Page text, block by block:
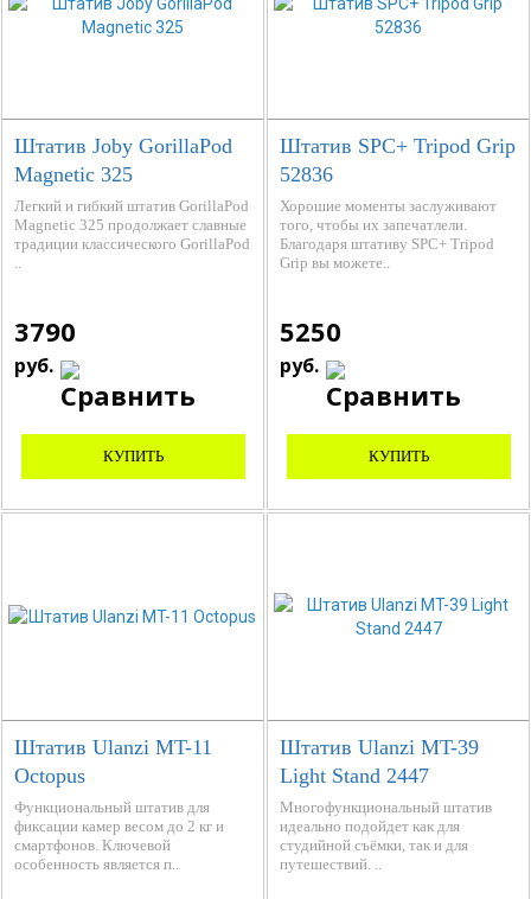
Штатив Joby GorillaPod
Magnetic 325
Легкий и гибкий штатив GorillaPod
Magnetic 325 продолжает славные
традиции классического GorillaPod
..
3790
руб.
КУПИТЬ
Штатив SPС+ Tripod Grip
52836
Хорошие моменты заслуживают
того, чтобы их запечатлели.
Благодаря штативу SPС+ Tripod
Grip вы можете..
5250
руб.
КУПИТЬ
Штатив Ulanzi MT-11
Octopus
Функциональный штатив для
фиксации камер весом до 2 кг и
смартфонов. Ключевой
особенность является п..
Штатив Ulanzi MT-39
Light Stand 2447
Многофункциональный штатив
идеально подойдет как для
студийной съёмки, так и для
путешествий. ..